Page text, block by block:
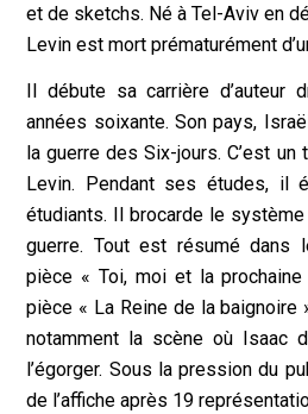
et de sketchs. Né à Tel-Aviv en
Levin est mort prématurément
Il débute sa carrière d’auteur
années soixante. Son pays,
la guerre des Six-jours. C’est un
Levin. Pendant ses études, il
étudiants. Il brocarde le
guerre. Tout est résumé dans
pièce « Toi, moi et la
pièce « La Reine de la baignoire
notamment la scène où Isaac
l’égorger. Sous la pression du
de l’affiche après 19